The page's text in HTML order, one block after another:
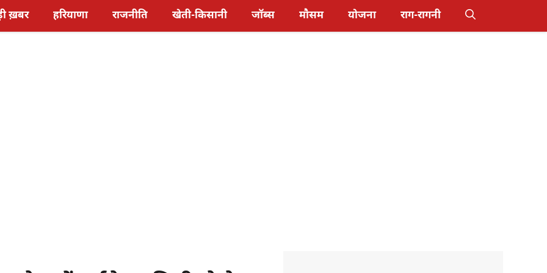
ख़बर हरियाणा राजनीति खेती-किसानी जॉब्स मौसम योजना राग-रागनी